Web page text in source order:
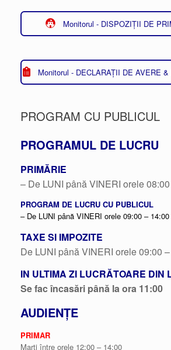
Monitorul - DISPOZIȚII DE
Monitorul - DECLARAȚII DE AVERE
PROGRAM CU PUBLICUL
PROGRAMUL DE LUCRU
PRIMĂRIE
– De LUNI până VINERI orele
PROGRAM DE LUCRU CU PUBLICUL
– De LUNI până VINERI orele 09:00 – 14:00
TAXE SI IMPOZITE
De LUNI până VINERI orele 09:00
IN ULTIMA ZI LUCRĂTOARE DIN
Se fac încasări până la ora 11:00
AUDIENȚE
PRIMAR
Marți între orele 12:00 – 14:00